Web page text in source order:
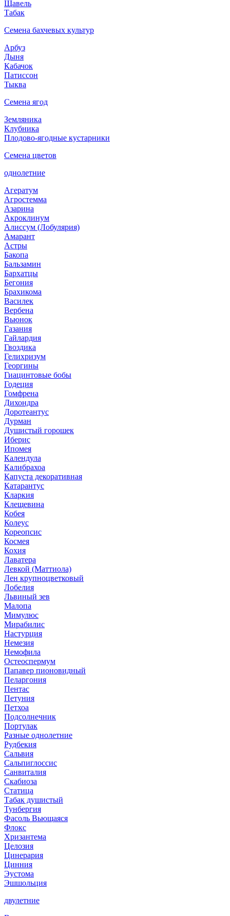
Щавель
Табак
Семена бахчевых культур
Арбуз
Дыня
Кабачок
Патиссон
Тыква
Семена ягод
Земляника
Клубника
Плодово-ягодные кустарники
Семена цветов
однолетние
Агератум
Агростемма
Азарина
Акроклинум
Алиссум (Лобулярия)
Амарант
Астры
Бакопа
Бальзамин
Бархатцы
Бегония
Брахикома
Василек
Вербена
Вьюнок
Газания
Гайлардия
Гвоздика
Гелихризум
Георгины
Гиацинтовые бобы
Годеция
Гомфрена
Дихондра
Доротеантус
Дурман
Душистый горошек
Иберис
Ипомея
Календула
Калибрахоа
Капуста декоративная
Катарантус
Кларкия
Клещевина
Кобея
Колеус
Кореопсис
Космея
Кохия
Лаватера
Левкой (Маттиола)
Лен крупноцветковый
Лобелия
Львиный зев
Малопа
Мимулюс
Мирабилис
Настурция
Немезия
Немофила
Остеоспермум
Папавер пионовидный
Пеларгония
Пентас
Петуния
Петхоа
Подсолнечник
Портулак
Разные однолетние
Рудбекия
Сальвия
Сальпиглоссис
Санвиталия
Скабиоза
Статица
Табак душистый
Тунбергия
Фасоль Вьющаяся
Флокс
Хризантема
Целозия
Цинерария
Цинния
Эустома
Эшшольция
двулетние